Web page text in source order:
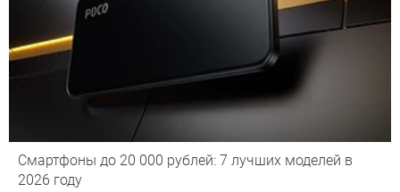
Смартфоны до 20 000 рублей: 7 лучших моделей в
2026 году